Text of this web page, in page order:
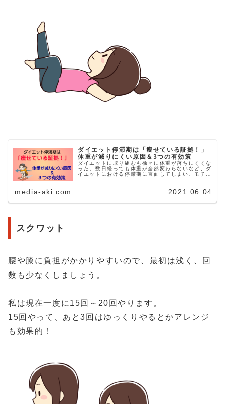
ダイエット停滞期は「痩せている証拠！」
体重が減りにくい原因＆3つの有効策
ダイエットに取り組むも徐々に体重が落ちにくくな
った。数日経っても体重が全然変わらないなど、ダ
イエットにおける停滞期に直面してしまい、モチベ
media-aki.com 2021.06.04
スクワット
腰や膝に負担がかかりやすいので、最初は浅く、回
数も少なくしましょう。
私は現在一度に15回～20回やります。
15回やって、あと3回はゆっくりやるとかアレンジ
も効果的！